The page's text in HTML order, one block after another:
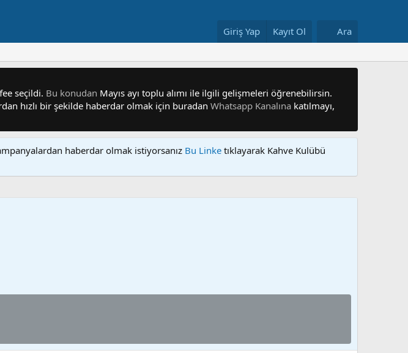
Giriş Yap Kayıt Ol Ara
seçildi. Bu konudan Mayıs ayı toplu alımı ile ilgili gelişmeleri öğrenebilirsin.
hızlı bir şekilde haberdar olmak için buradan Whatsapp Kanalına katılmayı,
haberdar olmak istiyorsanız Bu Linke tıklayarak Kahve Kulübü